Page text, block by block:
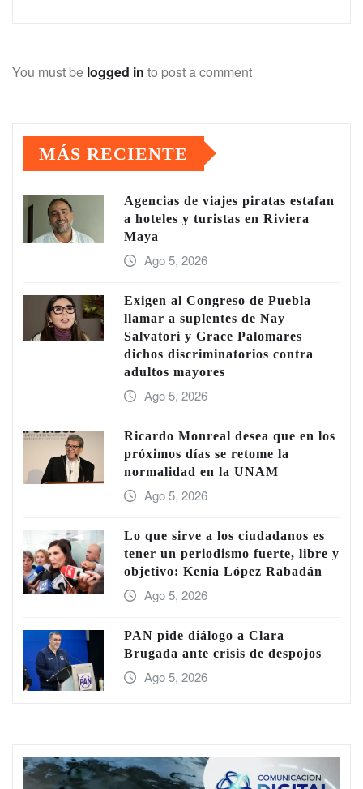
You must be logged in to post a comment
MÁS RECIENTE
Agencias de viajes piratas estafan
a hoteles y turistas en Riviera
Maya
Ago 5, 2026
Exigen al Congreso de Puebla
llamar a suplentes de Nay
Salvatori y Grace Palomares
dichos discriminatorios contra
adultos mayores
Ago 5, 2026
Ricardo Monreal desea que en los
próximos días se retome la
normalidad en la UNAM
Ago 5, 2026
Lo que sirve a los ciudadanos es
tener un periodismo fuerte, libre y
objetivo: Kenia López Rabadán
Ago 5, 2026
PAN pide diálogo a Clara
Brugada ante crisis de despojos
Ago 5, 2026